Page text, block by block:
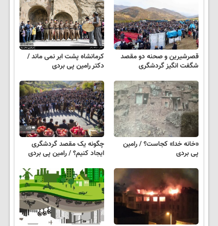
قصرشیرین و صحنه دو مقصد
شگفت انگیز گردشگری
کرمانشاه پشت ابر نمی ماند /
دکتر رامین پی بردی
«خانه خدا» کجاست؟ / رامین
پی بردی
چگونه یک مقصد گردشگری
ایجاد کنیم؟ / رامین پی بردی